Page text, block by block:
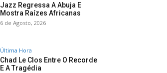
Jazz Regressa A Abuja E
Mostra Raízes Africanas
6 de Agosto, 2026
Última Hora
Chad Le Clos Entre O Recorde
E A Tragédia